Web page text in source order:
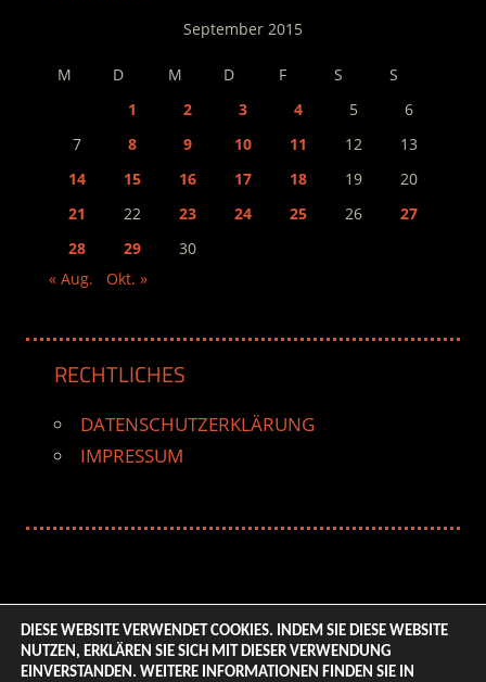
September 2015
M D M D F S
S
1
2 3 4 5
6
7
8 9 10 11 12
13
14
15 16 17 18 19
20
21
22 23 24 25 26
27
28
29
30
« Aug.
Okt. »
RECHTLICHES
DATENSCHUTZERKLÄRUNG
IMPRESSUM
© 2026 ENTERTAINMENT BASE – Life & Style Magazine.
DIESE WEBSITE VERWENDET COOKIES. INDEM SIE DIESE WEBSITE
NUTZEN, ERKLÄREN SIE SICH MIT DIESER VERWENDUNG
EINVERSTANDEN. WEITERE INFORMATIONEN FINDEN SIE IN